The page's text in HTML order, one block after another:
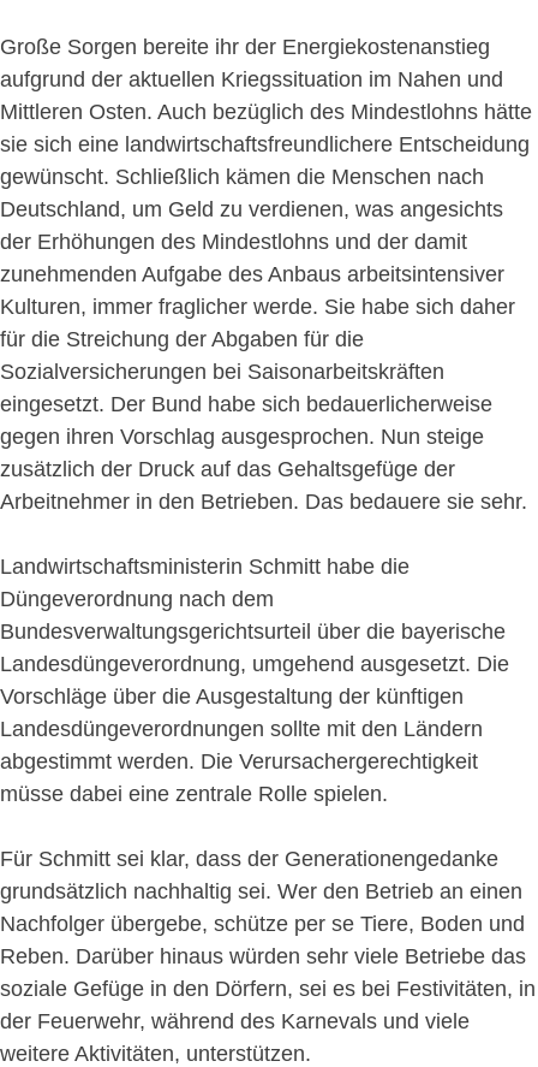
Große Sorgen bereite ihr der Energiekostenanstieg
aufgrund der aktuellen Kriegssituation im Nahen und
Mittleren Osten. Auch bezüglich des Mindestlohns hätte
sie sich eine landwirtschaftsfreundlichere Entscheidung
gewünscht. Schließlich kämen die Menschen nach
Deutschland, um Geld zu verdienen, was angesichts
der Erhöhungen des Mindestlohns und der damit
zunehmenden Aufgabe des Anbaus arbeitsintensiver
Kulturen, immer fraglicher werde. Sie habe sich daher
für die Streichung der Abgaben für die
Sozialversicherungen bei Saisonarbeitskräften
eingesetzt. Der Bund habe sich bedauerlicherweise
gegen ihren Vorschlag ausgesprochen. Nun steige
zusätzlich der Druck auf das Gehaltsgefüge der
Arbeitnehmer in den Betrieben. Das bedauere sie sehr.
Landwirtschaftsministerin Schmitt habe die
Düngeverordnung nach dem
Bundesverwaltungsgerichtsurteil über die bayerische
Landesdüngeverordnung, umgehend ausgesetzt. Die
Vorschläge über die Ausgestaltung der künftigen
Landesdüngeverordnungen sollte mit den Ländern
abgestimmt werden. Die Verursachergerechtigkeit
müsse dabei eine zentrale Rolle spielen.
Für Schmitt sei klar, dass der Generationengedanke
grundsätzlich nachhaltig sei. Wer den Betrieb an einen
Nachfolger übergebe, schütze per se Tiere, Boden und
Reben. Darüber hinaus würden sehr viele Betriebe das
soziale Gefüge in den Dörfern, sei es bei Festivitäten, in
der Feuerwehr, während des Karnevals und viele
weitere Aktivitäten, unterstützen.